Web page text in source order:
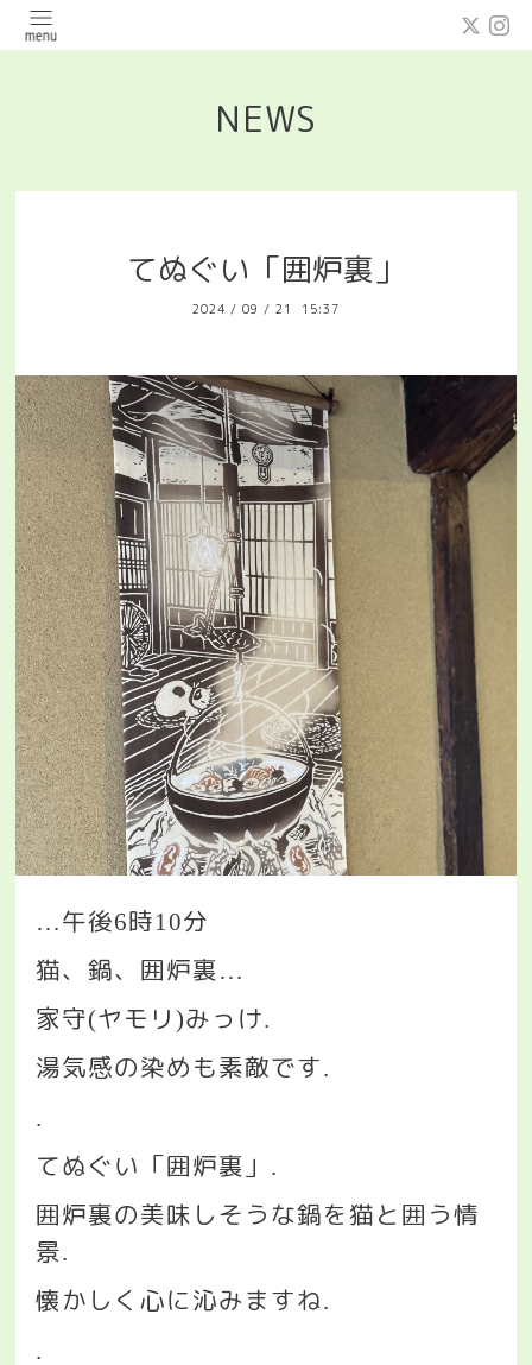
NEWS
てぬぐい「囲炉裏」
2024 / 09 / 21 15:37
…午後6時10分
猫、鍋、囲炉裏…
家守(ヤモリ)みっけ.
湯気感の染めも素敵です.
.
てぬぐい「囲炉裏」 .
囲炉裏の美味しそうな鍋を猫と囲う情
景.
懐かしく心に沁みますね.
.